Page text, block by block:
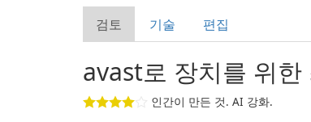
검토 기술 편집
avast로 장치를 위
인간이 만든 것. AI 강화.